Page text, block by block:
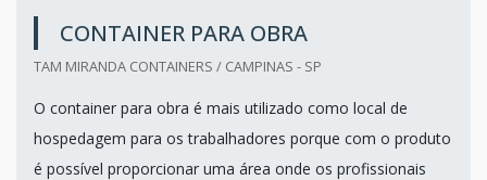
CONTAINER PARA OBRA
TAM MIRANDA CONTAINERS / CAMPINAS - SP
O container para obra é mais utilizado como local de
hospedagem para os trabalhadores porque com o produto
é possível proporcionar uma área onde os profissionais